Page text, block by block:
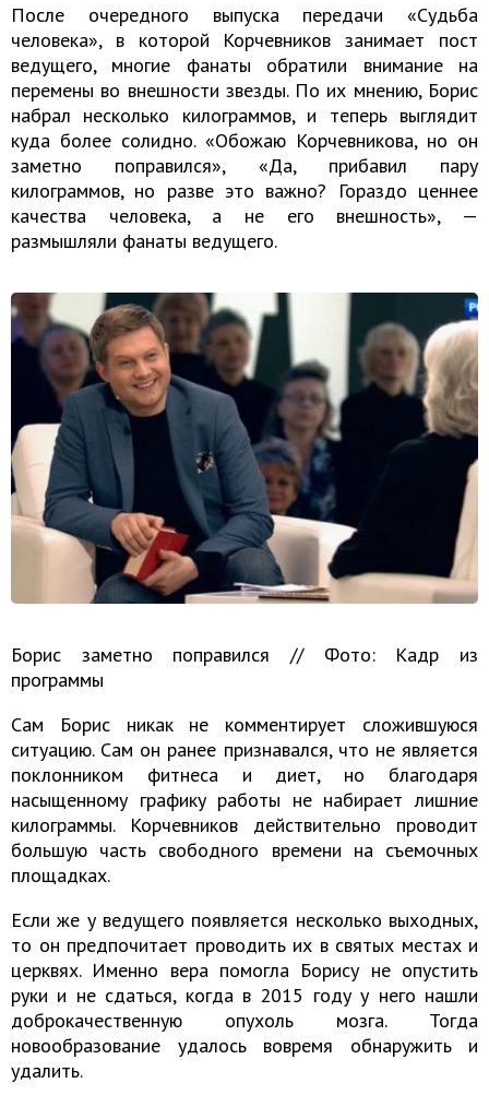
После очередного выпуска передачи «Судьба
человека», в которой Корчевников занимает пост
ведущего, многие фанаты обратили внимание на
перемены во внешности звезды. По их мнению, Борис
набрал несколько килограммов, и теперь выглядит
куда более солидно. «Обожаю Корчевникова, но он
заметно поправился», «Да, прибавил пару
килограммов, но разве это важно? Гораздо ценнее
качества человека, а не его внешность», —
размышляли фанаты ведущего.
Борис заметно поправился // Фото: Кадр из
программы
Сам Борис никак не комментирует сложившуюся
ситуацию. Сам он ранее признавался, что не является
поклонником фитнеса и диет, но благодаря
насыщенному графику работы не набирает лишние
килограммы. Корчевников действительно проводит
большую часть свободного времени на съемочных
площадках.
Если же у ведущего появляется несколько выходных,
то он предпочитает проводить их в святых местах и
церквях. Именно вера помогла Борису не опустить
руки и не сдаться, когда в 2015 году у него нашли
доброкачественную опухоль мозга. Тогда
новообразование удалось вовремя обнаружить и
удалить.